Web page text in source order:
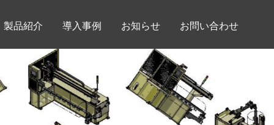
製品紹介 導入事例 お知らせ お問い合わせ